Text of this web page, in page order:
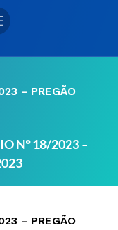
– PREGÃO
Nº 18/2023 –
– PREGÃO